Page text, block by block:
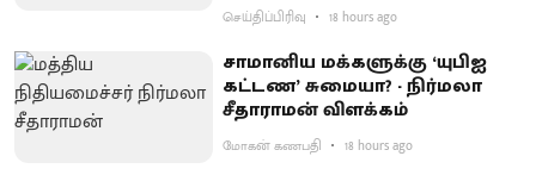
செய்திப்பிரிவு 18 hours ago
சாமானிய மக்களுக்கு ‘யுபிஐ
கட்டண’ சுமையா? - நிர்மலா
சீதாராமன் விளக்கம்
மோகன் கணபதி 18 hours ago